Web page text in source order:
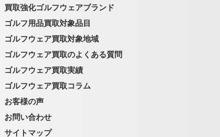
買取強化ゴルフウェアブランド
ゴルフ用品買取対象品目
ゴルフウェア買取対象地域
ゴルフウェア買取のよくある質問
ゴルフウェア買取実績
ゴルフウェア買取コラム
お客様の声
お問い合わせ
サイトマップ